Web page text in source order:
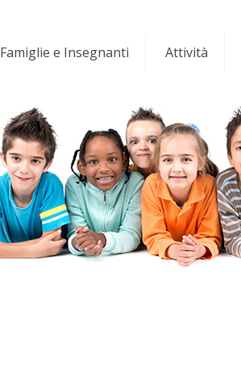
Famiglie e Insegnanti Attività